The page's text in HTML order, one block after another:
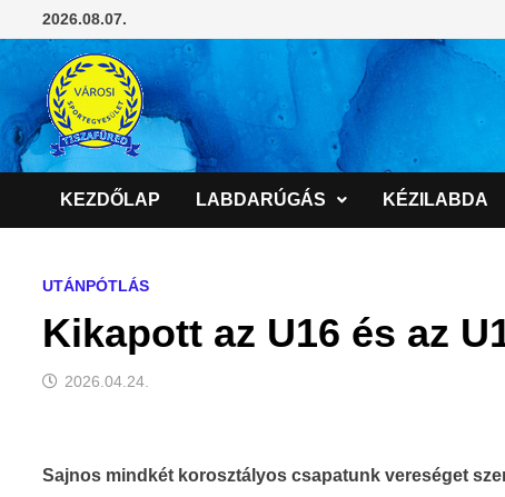
to
2026.08.07.
KEZDŐLAP LABDARÚGÁS KÉZILABDA
UTÁNPÓTLÁS
Kikapott az U16 és az
2026.04.24.
Sajnos mindkét korosztályos csapatunk vereséget